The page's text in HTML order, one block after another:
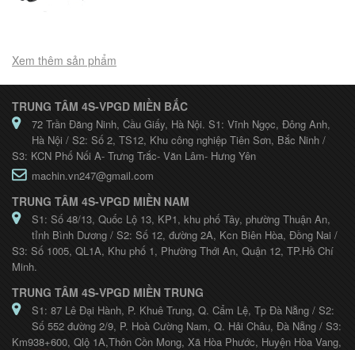
Xem thêm sản phẩm
TRUNG TÂM 4S-VPGD MIỀN BẮC
72 Trần Đăng Ninh, Cầu Giấy, Hà Nội. S1: Vĩnh Ngọc, Đông Anh,
Hà Nội / S2: Số 2, TS12, Khu công nghiệp Tiên Sơn, Bắc Ninh /
S3: KCN Phố Nối A- Trưng Trắc- Văn Lâm- Hưng Yên
machin.vn247@gmail.com
TRUNG TÂM 4S-VPGD MIỀN NAM
S1: Số 48/13, Quốc Lộ 13, KP1, khu phố Tây, phường Thuận An,
tỉnh Bình Dương / S2: Số 12, đường 2A, Kcn Biên Hòa, Đồng Nai /
S3: Số 1005, QL1A, Khu phố 1, Phường Thới An, Quận 12, TP.Hồ Chí
Minh.
TRUNG TÂM 4S-VPGD MIỀN TRUNG
S1: 87 Lê Đại Hành, P. Khuê Trung, Q. Cẩm Lệ, Tp Đà Nẵng / S2:
Số 552 đường 2/9, P. Hoà Cường Nam, Q. Hải Châu, Đà Nẵng / S3:
Km938+600, Qlộ 1A,Thôn Cồn Mong, Xã Hòa Phước, Huyện Hòa Vang,